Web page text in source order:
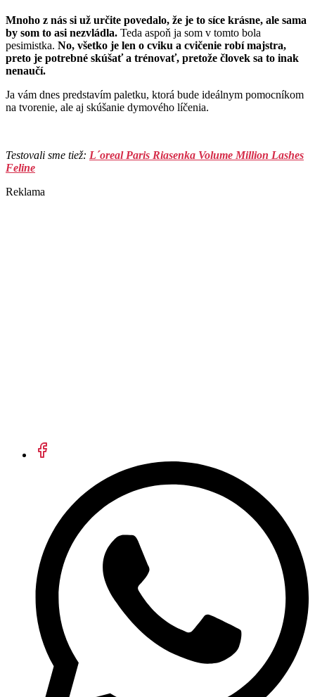
Mnoho z nás si už určite povedalo, že je to síce krásne, ale sama
by som to asi nezvládla. Teda aspoň ja som v tomto bola
pesimistka. No, všetko je len o cviku a cvičenie robí majstra,
preto je potrebné skúšať a trénovať, pretože človek sa to inak
nenaučí.
Ja vám dnes predstavím paletku, ktorá bude ideálnym pomocníkom
na tvorenie, ale aj skúšanie dymového líčenia.
Testovali sme tiež: L´oreal Paris Riasenka Volume Million Lashes
Feline
Reklama